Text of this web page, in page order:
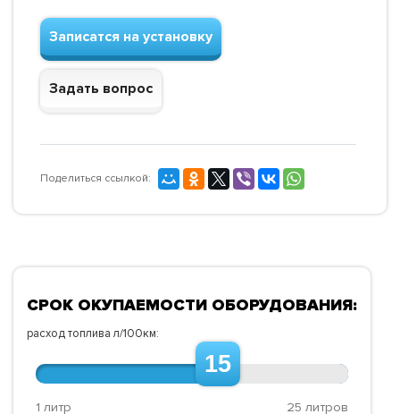
Записатся на установку
Задать вопрос
Поделиться ссылкой:
СРОК ОКУПАЕМОСТИ ОБОРУДОВАНИЯ:
расход топлива л/100км:
15
1 литр 25 литров